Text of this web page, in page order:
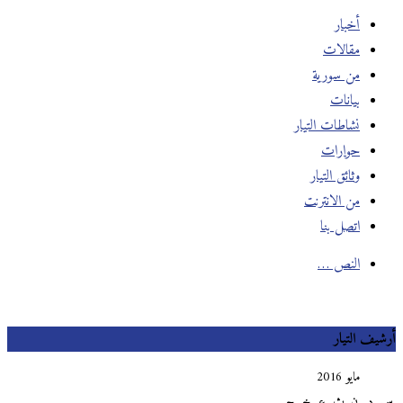
أخبار
مقالات
من سورية
بيانات
نشاطات التيار
حوارات
وثائق التيار
من الانترنت
اتصل بنا
النص …
التيار